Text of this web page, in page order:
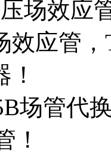
场效应
效应管
场管代
！